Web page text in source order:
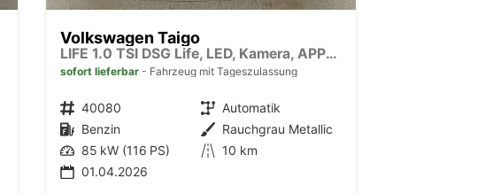
Volkswagen Taigo
LIFE 1.0 TSI DSG Life, LED, Kamera, APP-Connect, Winter, 17-Zoll
sofort lieferbar Fahrzeug mit Tageszulassung
Fahrzeugnr. 40080 Getriebe Automatik
Kraftstoff Benzin Außenfarbe Rauchgrau Metallic
Leistung 85 kW (116 PS) Kilometerstand 10 km
01.04.2026